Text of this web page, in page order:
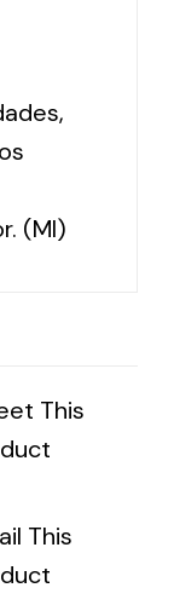
(MI)
This
This